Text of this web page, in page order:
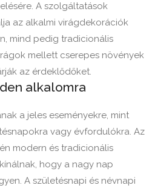
A szolgáltatások
az alkalmi virágdekorációk
mind pedig tradicionális
mellett cserepes növények
az érdeklődőket.
alkalomra
a jeles eseményekre, mint
vagy évfordulókra. Az
modern és tradicionális
hogy a nagy nap
A születésnapi és névnapi